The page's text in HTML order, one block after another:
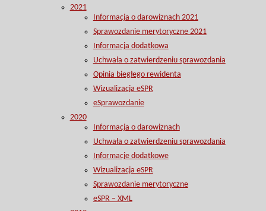
2021
Informacja o darowiznach 2021
Sprawozdanie merytoryczne 2021
Informacja dodatkowa
Uchwała o zatwierdzeniu sprawozdania
Opinia biegłego rewidenta
Wizualizacja eSPR
eSprawozdanie
2020
Informacja o darowiznach
Uchwała o zatwierdzeniu sprawozdania
Informacje dodatkowe
Wizualizacja eSPR
Sprawozdanie merytoryczne
eSPR – XML